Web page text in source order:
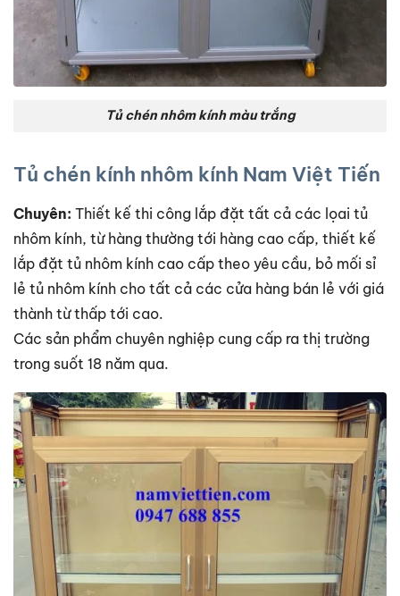
Tủ chén nhôm kính màu trắng
Tủ chén kính nhôm kính Nam Việt Tiến
Chuyên: Thiết kế thi công lắp đặt tất cả các lọai tủ
nhôm kính, từ hàng thường tới hàng cao cấp, thiết kế
lắp đặt tủ nhôm kính cao cấp theo yêu cầu, bỏ mối sỉ
lẻ tủ nhôm kính cho tất cả các cửa hàng bán lẻ với giá
thành từ thấp tới cao.
Các sản phẩm chuyên nghiệp cung cấp ra thị trường
trong suốt 18 năm qua.